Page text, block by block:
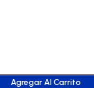
Agregar Al Carrito